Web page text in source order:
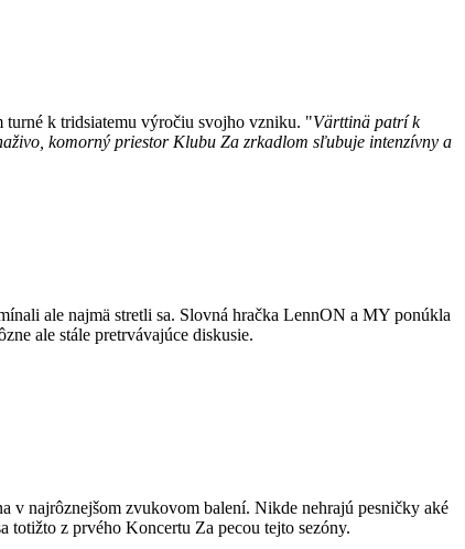
turné k tridsiatemu výročiu svojho vzniku. "Värttinä patrí k
komorný priestor Klubu Za zrkadlom sľubuje intenzívny a
ale najmä stretli sa. Slovná hračka LennON a MY ponúkla
ale stále pretrvávajúce diskusie.
v najrôznejšom zvukovom balení. Nikde nehrajú pesničky aké
z prvého Koncertu Za pecou tejto sezóny.